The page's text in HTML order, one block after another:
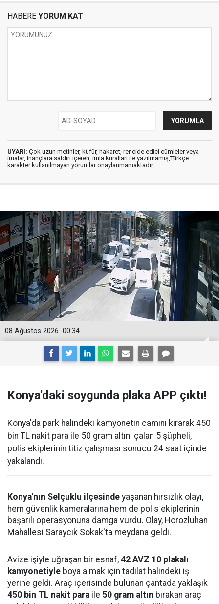
HABERE YORUM KAT
UYARI: Çok uzun metinler, küfür, hakaret, rencide edici cümleler veya
imalar, inançlara saldırı içeren, imla kuralları ile yazılmamış,Türkçe
karakter kullanılmayan yorumlar onaylanmamaktadır.
00:34
08 Ağustos 2026
Konya'daki soygunda plaka APP çıktı!
Konya'da park halindeki kamyonetin camını kırarak 450
bin TL nakit para ile 50 gram altını çalan 5 şüpheli,
polis ekiplerinin titiz çalışması sonucu 24 saat içinde
yakalandı.
Konya'nın Selçuklu ilçesinde yaşanan hırsızlık olayı,
hem güvenlik kameralarına hem de polis ekiplerinin
başarılı operasyonuna damga vurdu. Olay, Horozluhan
Mahallesi Saraycık Sokak'ta meydana geldi.
Avize işiyle uğraşan bir esnaf, 42 AVZ 10 plakalı
kamyonetiyle boya almak için tadilat halindeki iş
yerine geldi. Araç içerisinde bulunan çantada yaklaşık
450 bin TL nakit para ile 50 gram altın bırakan araç